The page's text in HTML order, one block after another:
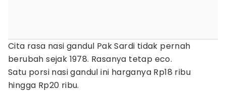
Cita rasa nasi gandul Pak Sardi tidak pernah
berubah sejak 1978. Rasanya tetap eco.
Satu porsi nasi gandul ini harganya Rp18 ribu
hingga Rp20 ribu.